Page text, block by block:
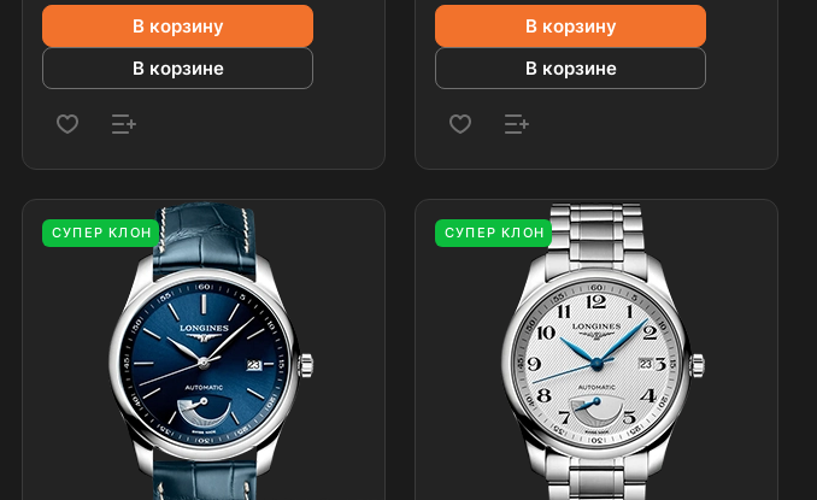
В корзину
В корзине
В корзину
В корзине
СУПЕР КЛОН СУПЕР КЛОН